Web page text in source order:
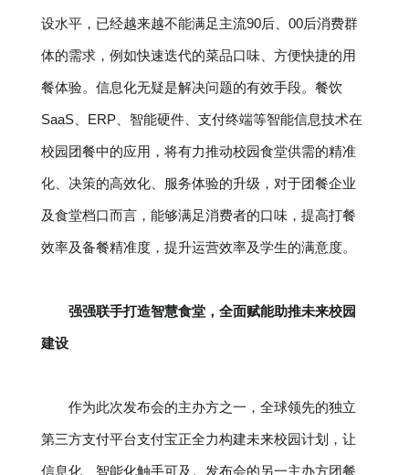
设水平，已经越来越不能满足主流90后、00后消费群
体的需求，例如快速迭代的菜品口味、方便快捷的用
餐体验。信息化无疑是解决问题的有效手段。餐饮
SaaS、ERP、智能硬件、支付终端等智能信息技术在
校园团餐中的应用，将有力推动校园食堂供需的精准
化、决策的高效化、服务体验的升级，对于团餐企业
及食堂档口而言，能够满足消费者的口味，提高打餐
效率及备餐精准度，提升运营效率及学生的满意度。
强强联手打造智慧食堂，全面赋能助推未来校园
建设
作为此次发布会的主办方之一，全球领先的独立
第三方支付平台支付宝正全力构建未来校园计划，让
信息化、智能化触手可及。发布会的另一主办方团餐